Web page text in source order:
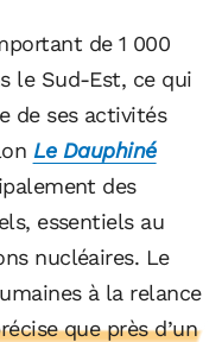
de 1 000
le Sud-Est, ce qui
de ses activités
Le Dauphiné
des
essentiels au
nucléaires. Le
à la relance
que près d’un